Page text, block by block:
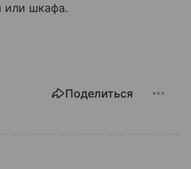
или шкафа.
Поделиться